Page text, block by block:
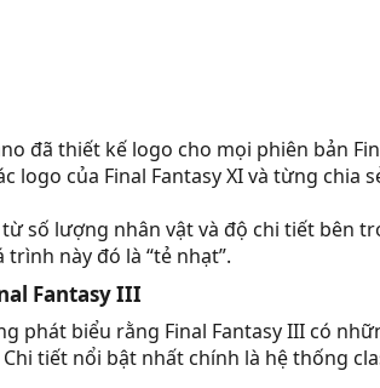
đã thiết kế logo cho mọi phiên bản
logo của Final Fantasy XI và từng
số lượng nhân vật và độ chi tiết bên
này đó là “tẻ nhạt”.
Fantasy III​
phát biểu rằng Final Fantasy III có
tiết nổi bật nhất chính là hệ thống